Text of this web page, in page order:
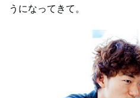
うになってきて。